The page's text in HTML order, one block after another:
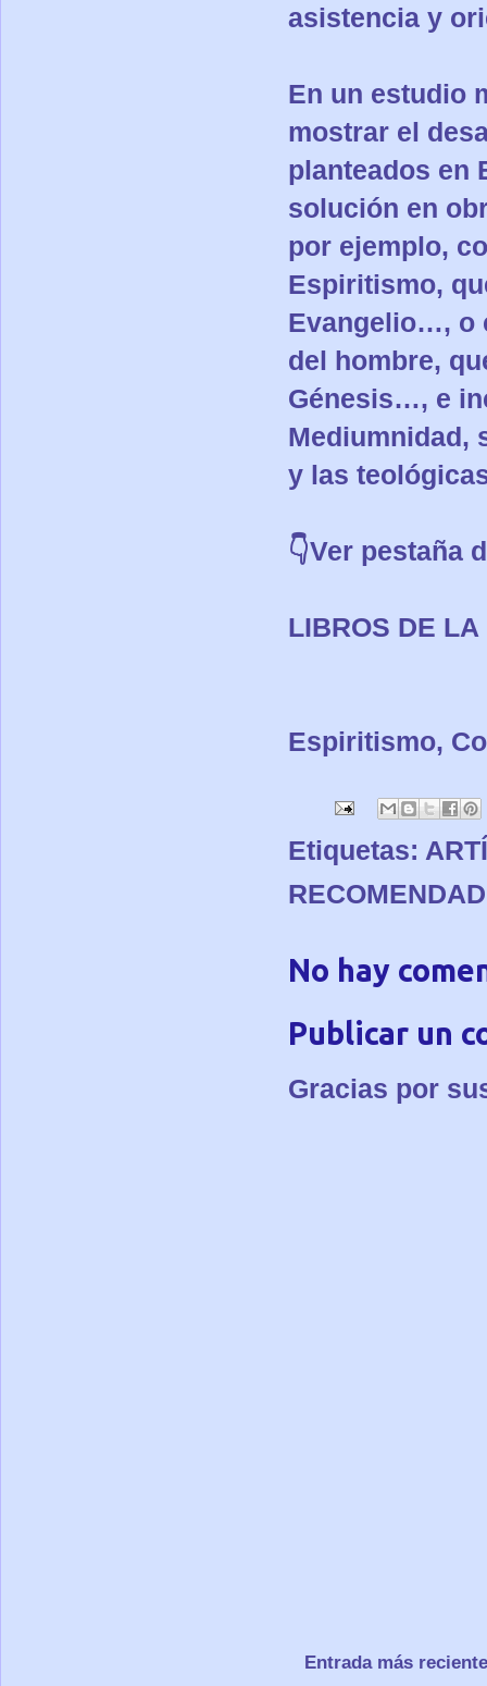
asistencia y
En un estudio
mostrar el
planteados en
solución en
por ejemplo,
Espiritismo,
Evangelio…, o
del hombre,
Génesis…, e
Mediumnidad,
y las
👇Ver pestaña
LIBROS DE LA
Espiritismo,
Etiquetas:
No hay
Publicar un
Gracias por
Entrada más reciente